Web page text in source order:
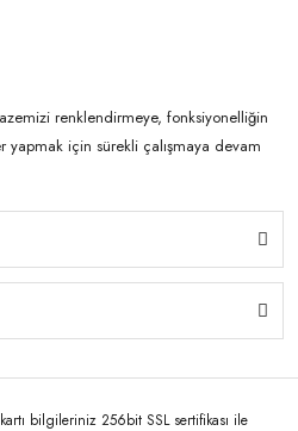
renklendirmeye, fonksiyonelliğin
yapmak için sürekli çalışmaya devam
bilgileriniz 256bit SSL sertifikası ile